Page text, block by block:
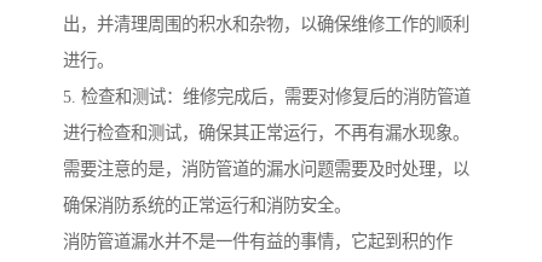
出，并清理周围的积水和杂物，以确保维修工作的顺利
进行。
5. 检查和测试：维修完成后，需要对修复后的消防管道
进行检查和测试，确保其正常运行，不再有漏水现象。
需要注意的是，消防管道的漏水问题需要及时处理，以
确保消防系统的正常运行和消防安全。
消防管道漏水并不是一件有益的事情，它起到积的作